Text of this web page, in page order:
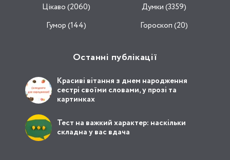
Цікаво (2060)
Думки (3359)
Гумор (144)
Гороскоп (20)
Останні публікації
Красиві вітання з днем народження
сестрі своїми словами, у прозі та
картинках
Тест на важкий характер: наскільки
складна у вас вдача